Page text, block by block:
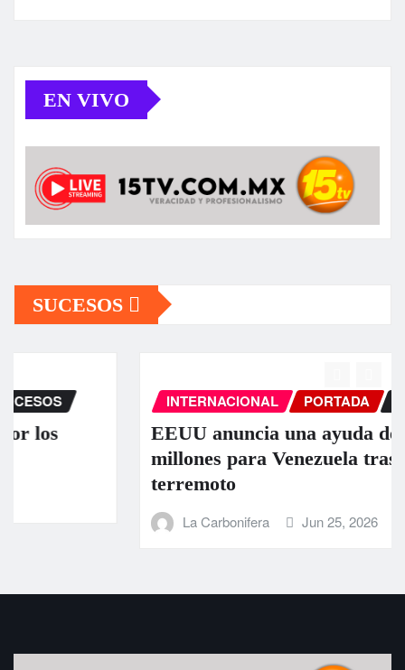
EN VIVO
SUCESOS
INTERNACIONAL PORTADA SUCESOS
EEUU anuncia una ayuda de 130
millones para Venezuela tras el doble
Jun 25, 2026